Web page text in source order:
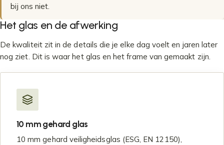
bij ons niet.
Het glas en de afwerking
De kwaliteit zit in de details die je elke dag voelt en jaren later
nog ziet. Dit is waar het glas en het frame van gemaakt zijn.
10 mm gehard glas
10 mm gehard veiligheidsglas (ESG, EN 12150),